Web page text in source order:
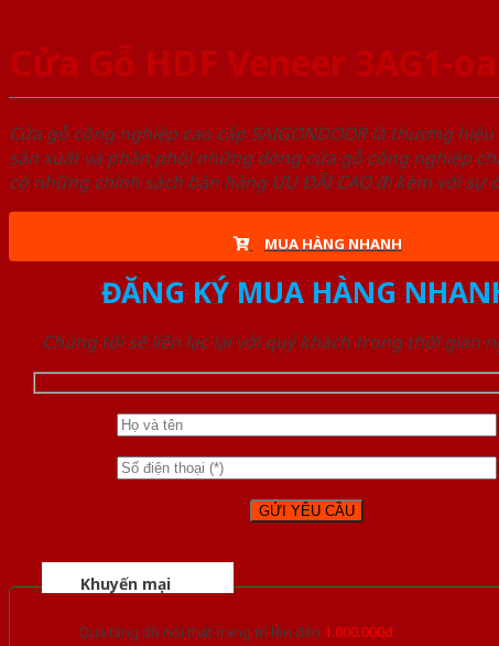
Cửa Gỗ HDF Veneer 3AG1-
Cửa gỗ công nghiệp cao cấp SAIGONDOOR là thương
sản xuất và phân phối những dòng cửa gỗ công nghiệp
có những chính sách bán hàng ƯU ĐÃI CAO đi kèm với
MUA HÀNG NHANH
ĐĂNG KÝ MUA HÀNG
Chúng tôi sẽ liên lạc lại với quý khách trong thời gian
Khuyến mại
Quà tặng đồ nội thất trang trí lên đến 1.000.000đ